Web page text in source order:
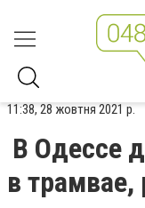
11:38, 28 жовтня 2021 р.
В Одессе
в трамвае,